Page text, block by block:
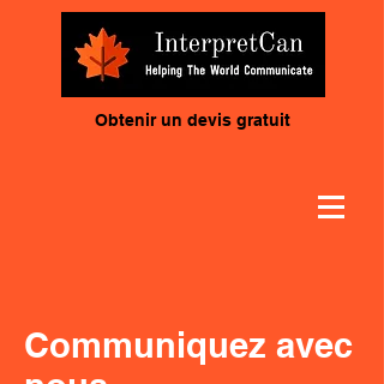
Obtenir un devis gratuit
Communiquez avec